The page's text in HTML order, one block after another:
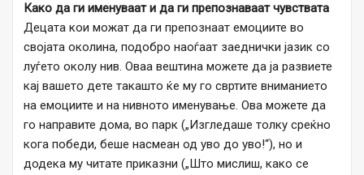
Како да ги именуваат и да ги препознаваат чувствата
Децата кои можат да ги препознаат емоциите во
својата околина, подобро наоѓаат заеднички јазик со
луѓето околу нив. Оваа вештина можете да ја развиете
кај вашето дете такашто ќе му го свртите вниманието
на емоциите и на нивното именување. Ова можете да
го направите дома, во парк („Изгледаше толку среќно
кога победи, беше насмеан од уво до уво!“), но и
додека му читате приказни („Што мислиш, како се